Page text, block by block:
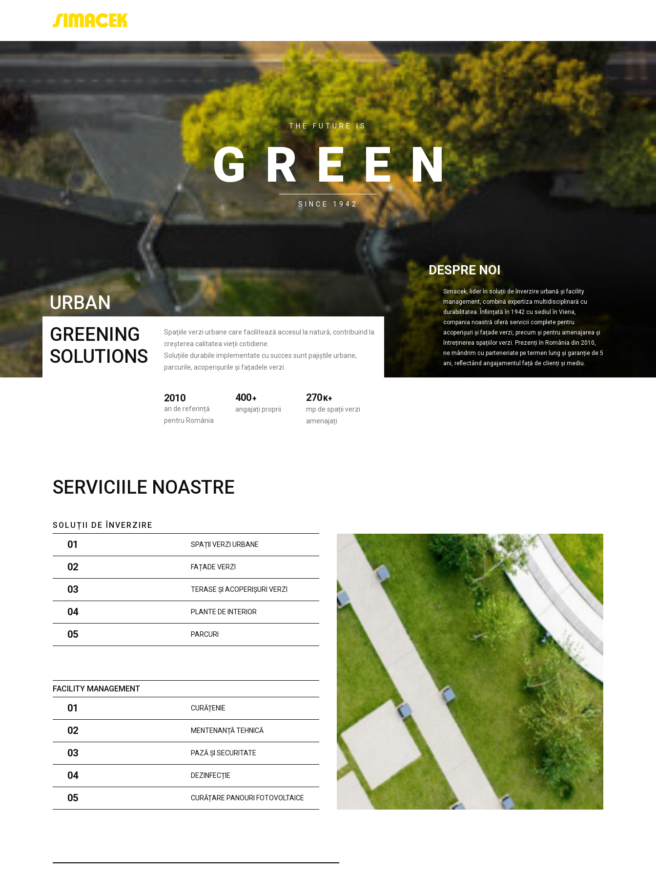
THE FUTURE IS
GREEN
SINCE 1942
DESPRE NOI
Simacek, lider în soluții de înverzire urbană și facility
management, combină expertiza multidisciplinară cu
durabilitatea. Înființată în 1942 cu sediul în Viena,
compania noastră oferă servicii complete pentru
acoperișuri și fațade verzi, precum și pentru amenajarea și
întreținerea spațiilor verzi. Prezenți în România din 2010,
ne mândrim cu parteneriate pe termen lung și garanție de 5
ani, reflectând angajamentul față de clienți și mediu.
URBAN
GREENING
SOLUTIONS
Spațiile verzi urbane care facilitează accesul la natură, contribuind la
creșterea calitatea vieții cotidiene.
Soluțiile durabile implementate cu succes sunt pajiștile urbane,
parcurile, acoperișurile și fațadele verzi.
2010
an de referință
pentru România
400+
angajați proprii
270K+
mp de spații verzi
amenajați
SERVICIILE NOASTRE
SOLUȚII DE ÎNVERZIRE
01 SPAȚII VERZI URBANE
02 FAȚADE VERZI
03 TERASE ȘI ACOPERIȘURI VERZI
04 PLANTE DE INTERIOR
05 PARCURI
FACILITY MANAGEMENT
01 CURĂȚENIE
02 MENTENANȚĂ TEHNICĂ
03 PAZĂ ȘI SECURITATE
04 DEZINFECȚIE
05 CURĂȚARE PANOURI FOTOVOLTAICE